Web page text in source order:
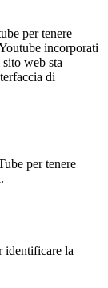
per tenere
incorporati
web sta
di
per tenere
identificare la